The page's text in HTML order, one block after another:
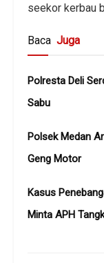
seekor kerbau
Baca Juga
Polresta Deli
Sabu
Polsek Medan
Geng Motor
Kasus
Minta APH